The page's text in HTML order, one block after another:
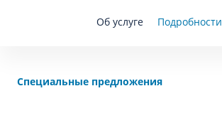
Об услуге Подробности
Специальные предложения